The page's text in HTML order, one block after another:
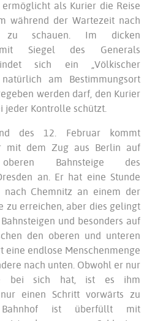
als Kurier die Reise
während der Wartezeit nach
zu schauen. Im dicken
mit Siegel des Generals
sich ein „Völkischer
am Bestimmungsort
werden darf, den Kurier
jeder Kontrolle schützt.
des 12. Februar kommt
mit dem Zug aus Berlin auf
Bahnsteige des
an. Er hat eine Stunde
Chemnitz an einem der
zu erreichen, aber dies gelingt
und besonders auf
den oberen und unteren
eine endlose Menschenmenge
nach unten. Obwohl er nur
bei sich hat, ist es ihm
einen Schritt vorwärts zu
ist überfüllt mit